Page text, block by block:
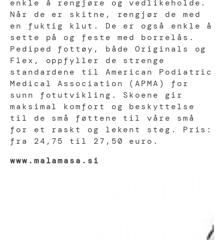
enkle å rengjøre og vedlikeholde.
Når de er skitne, rengjør de med
en fuktig klut. De er også enkle å
sette på og feste med borrelås.
Pediped fottøy, både Originals og
Flex, oppfyller de strenge
standardene til American Podiatric
Medical Association (APMA) for
sunn fotutvikling. Skoene gir
maksimal komfort og beskyttelse
til de små føttene til våre små
for et raskt og lekent steg. Pris:
fra 24,75 til 27,50 euro.
www.malamasa.si